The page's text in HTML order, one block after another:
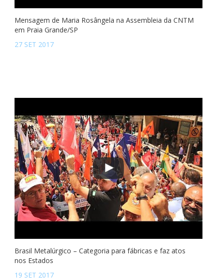
Mensagem de Maria Rosângela na Assembleia da CNTM
em Praia Grande/SP
27 SET 2017
Brasil Metalúrgico – Categoria para fábricas e faz atos
nos Estados
19 SET 2017